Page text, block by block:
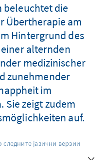
beleuchtet die
Übertherapie am
Hintergrund des
alternden
medizinischer
zunehmender
im
Sie zeigt zudem
auf.
јазични верзии